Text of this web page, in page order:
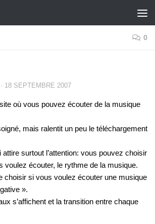
0
· 18 SEPTEMBRE 2007
où vous pouvez écouter de la musique
mais ralentit un peu le téléchargement
attire surtout l’attention: vous pouvez choisir
voulez écouter, le rythme de la musique.
choisir si vous voulez écouter une musique
».
s’affichent et la transition entre chaque